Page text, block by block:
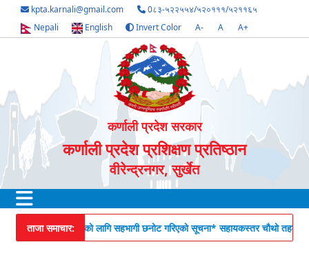
kpta.karnali@gmail.com
0८३-५२२५५४/५२०१११/५२११६५
Nepali
English Invert Color A- A A+
कर्णाली प्रदेश सरकार
कर्णाली प्रदेश प्रशिक्षण प्रतिष्ठान
वीरेन्द्रनगर, सुर्खेत
ताजा समाचार:
* सेवाकालीन तालिमको लागि सहभागी छनोट गरिएको सूचना* सहायकस्तर चौथो तहका